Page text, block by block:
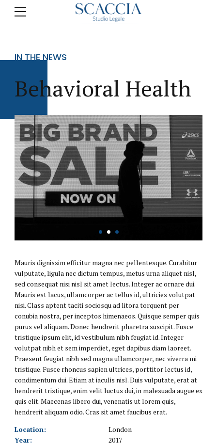
IN THE NEWS
Behavioral Health
Mauris dignissim efficitur magna nec pellentesque. Curabitur
vulputate, ligula nec dictum tempus, metus urna aliquet nisl,
sed consequat nisi nisl sit amet lectus. Integer ac ornare dui.
Mauris est lacus, ullamcorper ac tellus id, ultricies volutpat
nisi. Class aptent taciti sociosqu ad litora torquent per
conubia nostra, per inceptos himenaeos. Quisque semper quis
purus vel aliquam. Donec hendrerit pharetra suscipit. Fusce
tristique ipsum elit, id vestibulum nibh feugiat id. Integer
volutpat nibh et sem imperdiet, eget dapibus diam laoreet.
Praesent feugiat nibh sed magna ullamcorper, nec viverra mi
tristique. Fusce rhoncus sapien ultrices, porttitor lectus id,
condimentum dui. Etiam at iaculis nisl. Duis vulputate, erat at
hendrerit tristique, enim velit luctus dui, in malesuada augue ex
quis elit. Maecenas libero dui, venenatis ut lorem quis,
hendrerit aliquam odio. Cras sit amet faucibus erat.
Location:
London
Year:
2017